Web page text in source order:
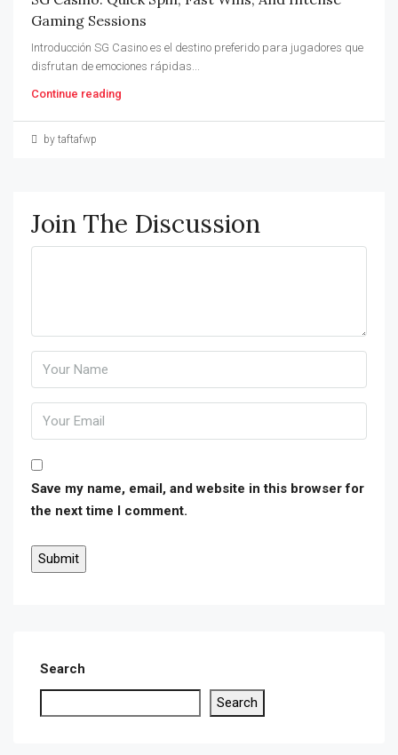
Gaming Sessions
Introducción SG Casino es el destino preferido para jugadores que
disfrutan de emociones rápidas...
Continue reading
by taftafwp
Join The Discussion
Save my name, email, and website in this browser for
the next time I comment.
Search
Search